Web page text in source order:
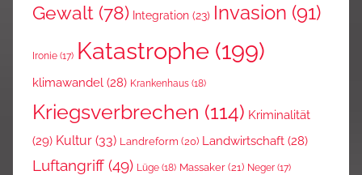
Gewalt (78) Integration (23) Invasion (91)
Ironie (17) Katastrophe (199)
klimawandel (28) Krankenhaus (18)
Kriegsverbrechen (114) Kriminalität
(29) Kultur (33) Landreform (20) Landwirtschaft (28)
Luftangriff (49) Lüge (18) Massaker (21) Neger (17)